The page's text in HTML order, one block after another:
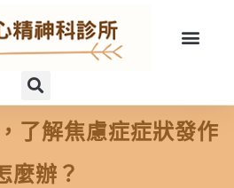
了解焦慮症症狀發作
麼辦？